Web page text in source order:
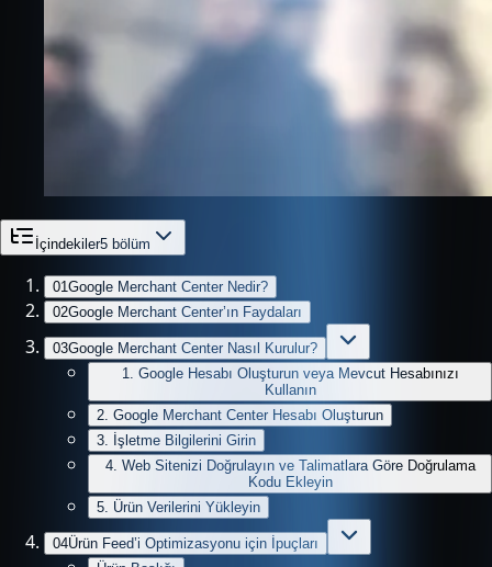
İçindekiler5 bölüm
01 Google Merchant Center Nedir?
02Google Merchant Center’ın Faydaları
03Google Merchant Center Nasıl Kurulur?
1. Google Hesabı Oluşturun veya Mevcut Hesabınızı
Kullanın
2. Google Merchant Center Hesabı Oluşturun
3. İşletme Bilgilerini Girin
4. Web Sitenizi Doğrulayın ve Talimatlara Göre Doğrulama
Kodu Ekleyin
5. Ürün Verilerini Yükleyin
04Ürün Feed’i Optimizasyonu için İpuçları